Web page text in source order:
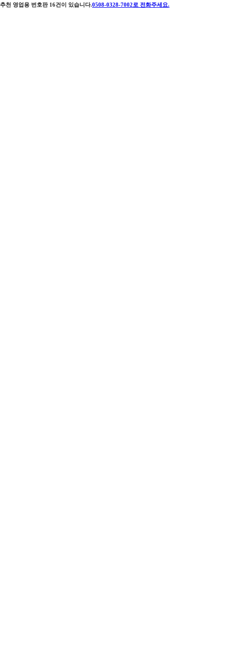
추천 영업용 번호판 16건이 있습니다.0508-0328-7002 로 전화주세요.